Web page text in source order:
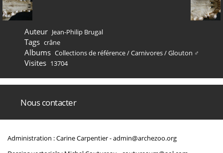
Auteur Jean-Philip Brugal
Tags crâne
Albums Collections de référence/Carnivores/Glouton ♂
Visites 13704
Nous contacter
Administration : Carine Carpentier -admin@archezoo.org